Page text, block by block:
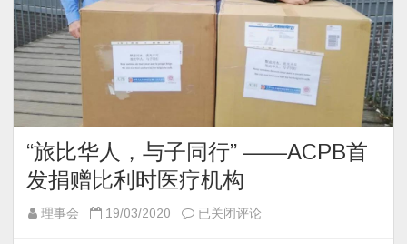
“旅比华人，与子同行” ——ACPB首
发捐赠比利时医疗机构
理事会 19/03/2020
“旅
已关闭评论